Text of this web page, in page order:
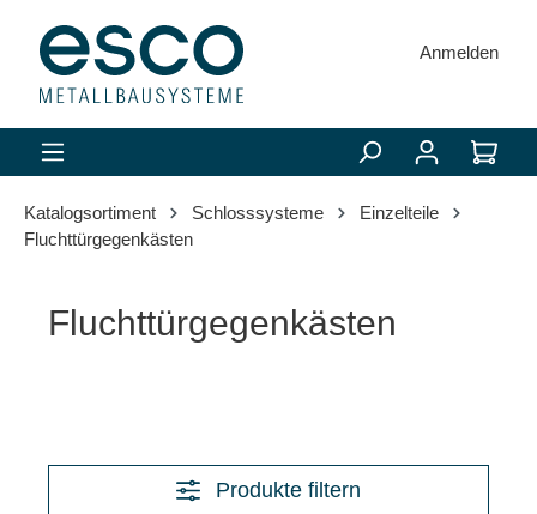
springen
Anmelden
Katalogsortiment Schlosssysteme
Einzelteile
Fluchttürgegenkästen
Fluchttürgegenkästen
Produkte filtern